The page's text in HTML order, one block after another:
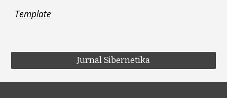
Template
Jurnal Sibernetika